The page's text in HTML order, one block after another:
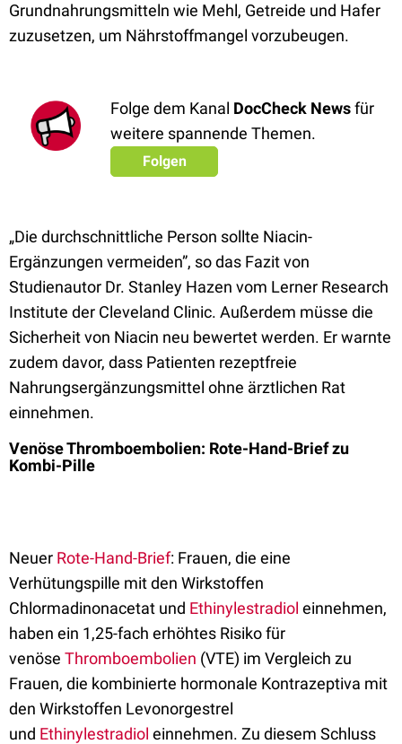
Grundnahrungsmitteln wie Mehl, Getreide und Hafer
zuzusetzen, um Nährstoffmangel vorzubeugen.
Folge dem Kanal DocCheck Newsfür
weitere spannende Themen.
Folgen
„Die durchschnittliche Person sollte Niacin-
Ergänzungen vermeiden”, so das Fazit von
Studienautor Dr. Stanley Hazen vom Lerner Research
Institute der Cleveland Clinic. Außerdem müsse die
Sicherheit von Niacin neu bewertet werden. Er warnte
zudem davor, dass Patienten rezeptfreie
Nahrungsergänzungsmittel ohne ärztlichen Rat
einnehmen.
Venöse Thromboembolien: Rote-Hand-Brief zu
Kombi-Pille
Neuer Rote-Hand-Brief: Frauen, die eine
Verhütungspille mit den Wirkstoffen
Chlormadinonacetat und Ethinylestradiol einnehmen,
haben ein 1,25-fach erhöhtes Risiko für
venöse Thromboembolien (VTE) im Vergleich zu
Frauen, die kombinierte hormonale Kontrazeptiva mit
den Wirkstoffen Levonorgestrel
und Ethinylestradiol einnehmen. Zu diesem Schluss